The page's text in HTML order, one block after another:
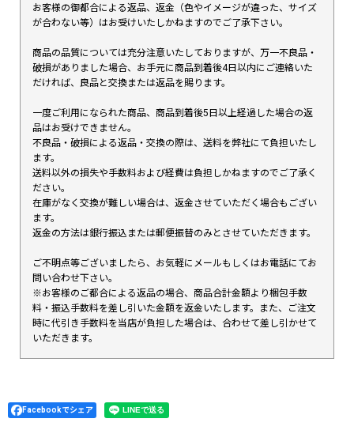
お客様の御都合による返品、返金（色やイメージが違った、サイズ
が合わない等）はお受けいたしかねますのでご了承下さい。
商品の品質については充分注意いたしておりますが、万一不良品・
破損がありました場合、お手元に商品到着後4日以内にご連絡いた
だければ、良品と交換または返品を賜ります。
一度ご利用になられた商品、商品到着後5日以上経過した場合の返
品はお受けできません。
不良品・破損による返品・交換の際は、送料を弊社にて負担いたし
ます。
送料以外の損失や手数料および経費は負担しかねますのでご了承く
ださい。
在庫がなく交換が難しい場合は、返金させていただく場合もござい
ます。
返金の方法は銀行振込または郵便振替のみとさせていただきます。
ご不明点等ございましたら、お気軽にメールもしくはお電話にてお
問い合わせ下さい。
※お客様のご都合による返品の場合、商品合計金額より梱包手数
料・振込手数料を差し引いた金額を返金いたします。また、ご注文
時に代引き手数料を当店が負担した場合は、合わせて差し引かせて
いただきます。
Facebookでシェア